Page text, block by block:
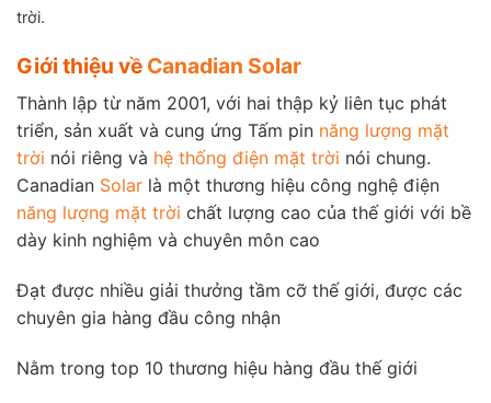
trời.
Giới thiệu về Canadian Solar
Thành lập từ năm 2001, với hai thập kỷ liên tục phát
triển, sản xuất và cung ứng Tấm pin năng lượng mặt
trời nói riêng và hệ thống điện mặt trời nói chung.
Canadian Solar là một thương hiệu công nghệ điện
năng lượng mặt trời chất lượng cao của thế giới với bề
dày kinh nghiệm và chuyên môn cao
Đạt được nhiều giải thưởng tầm cỡ thế giới, được các
chuyên gia hàng đầu công nhận
Nằm trong top 10 thương hiệu hàng đầu thế giới